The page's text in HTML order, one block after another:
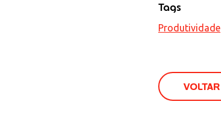
Tags
Produtividade
VOLTAR